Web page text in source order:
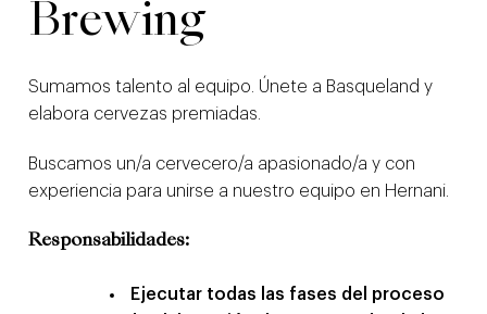
Brewing
Sumamos talento al equipo. Únete a Basqueland y
elabora cervezas premiadas.
Buscamos un/a cervecero/a apasionado/a y con
experiencia para unirse a nuestro equipo en Hernani.
Responsabilidades:
Ejecutar todas las fases del proceso